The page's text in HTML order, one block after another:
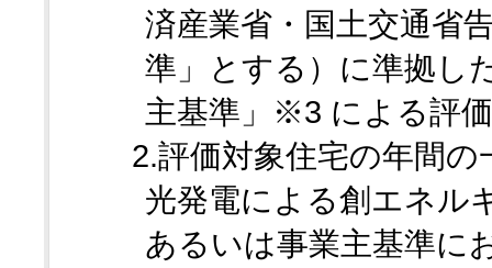
済産業省・国土交通省
準」とする）に準拠し
主基準」※3 による評
2.評価対象住宅の年間
光発電による創エネル
あるいは事業主基準に